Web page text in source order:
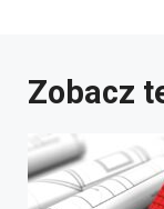
Zobacz